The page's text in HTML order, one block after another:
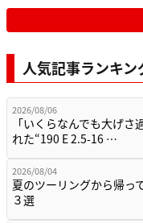
人気記事ランキ
2026/08/06
「いくらなんでも大げ
れた“190 E 2.5-16 …
2026/08/04
夏のツーリングから帰っ
３選